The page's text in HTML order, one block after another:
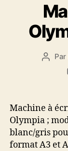
Par
Machine à
Olympia ;
blanc/gris
format A3 et